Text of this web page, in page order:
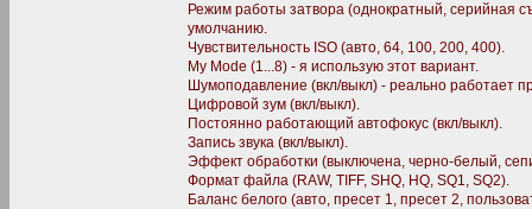
Режим работы затвора (однократный, серийная
умолчанию.
Чувствительность ISO (авто, 64, 100, 200, 400).
My Mode (1...8) - я использую этот вариант.
Шумоподавление (вкл/выкл) - реально работает
Цифровой зум (вкл/выкл).
Постоянно работающий автофокус (вкл/выкл).
Запись звука (вкл/выкл).
Эффект обработки (выключена, черно-белый,
Формат файла (RAW, TIFF, SHQ, HQ, SQ1, SQ2).
Баланс белого (авто, пресет 1, пресет 2,